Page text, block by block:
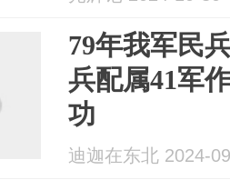
79年我军民
兵配属41军
功
迪迦在东北 2024-